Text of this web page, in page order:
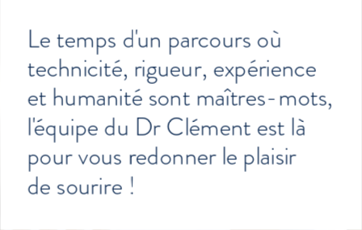
Le temps d'un parcours où
technicité, rigueur, expérience
et humanité sont maîtres-mots,
l'équipe du Dr Clément est là
pour vous redonner le plaisir
de sourire !